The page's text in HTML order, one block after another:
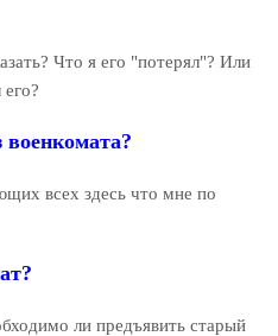
Что я его "потерял"? Или
военкомата?
всех здесь что мне по
ли предъявить старый